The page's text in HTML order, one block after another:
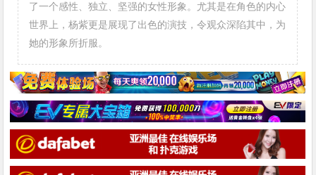
了一个感性、独立、坚强的女性形象。尤其是在角色的内心
世界上，杨紫更是展现了出色的演技，令观众深陷其中，为
她的形象所折服。